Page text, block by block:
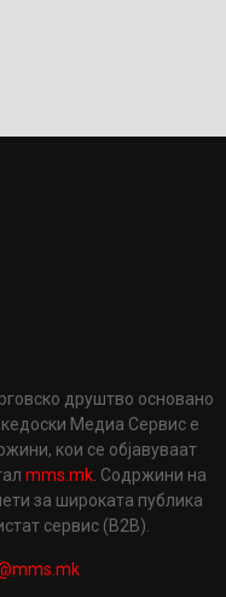
друштво основано
Медиа Сервис е
кои се објавуваат
mms.mk . Содржини на
за широката публика
сервис (B2B).